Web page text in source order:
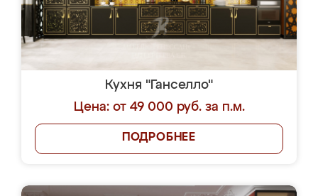
Кухня "Ганселло"
Цена: от 49 000 руб. за п.м.
ПОДРОБНЕЕ